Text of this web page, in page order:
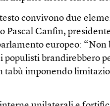
convivono due
Pascal Canfin,
europeo:
populisti brandirebbero
tabù imponendo